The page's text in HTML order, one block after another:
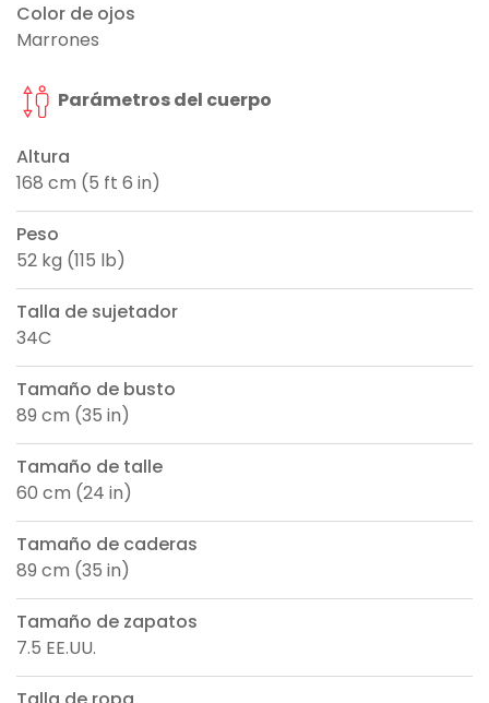
Color de ojos
Marrones
Parámetros del cuerpo
Altura
168 cm (5 ft 6 in)
Peso
52 kg (115 lb)
Talla de sujetador
34C
Tamaño de busto
89 cm (35 in)
Tamaño de talle
60 cm (24 in)
Tamaño de caderas
89 cm (35 in)
Tamaño de zapatos
7.5 EE.UU.